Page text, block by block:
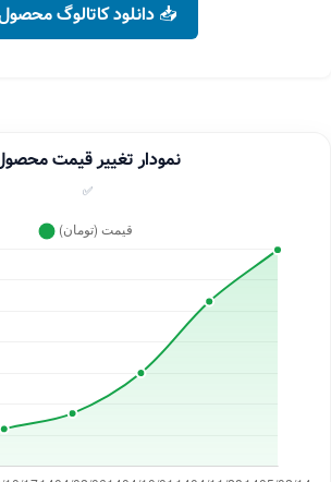
📥 دانلود کاتالوگ
نمودار تغییر قیمت
✅